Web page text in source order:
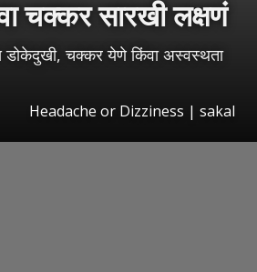
चक्कर सारखी लक्षणं
डोकेदुखी, चक्कर येणे किंवा अस्वस्थता
Headache or Dizziness | sakal